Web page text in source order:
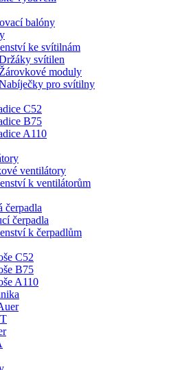
balóny
ke svítilnám
svítilen
Žárovkové moduly
pro svítilny
C52
B75
A110
ventilátory
k ventilátorům
čerpadla
čerpadla
k čerpadlům
C52
B75
A110